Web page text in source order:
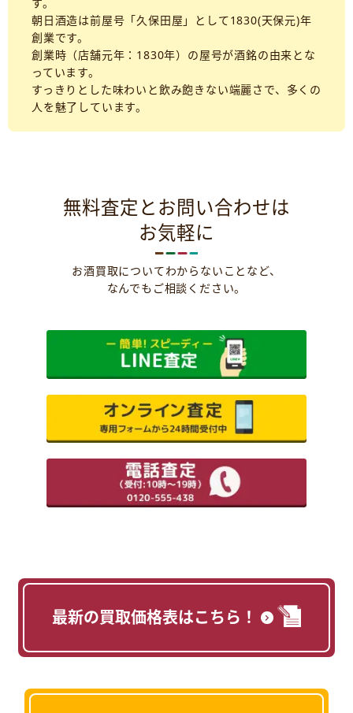
朝日酒造は前屋号「久保田屋」として1830(天保元)年
創業です。
創業時（店舗元年：1830年）の屋号が酒銘の由来とな
っています。
すっきりとした味わいと飲み飽きない端麗さで、多くの
人を魅了しています。
無料査定とお問い合わせは
お気軽に
お酒買取についてわからないことなど、
なんでもご相談ください。
最新の買取価格表はこちら！